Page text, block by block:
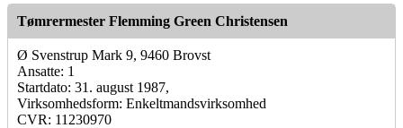
Tømrermester Flemming Green Christensen
Ø Svenstrup Mark 9, 9460 Brovst
Ansatte: 1
Startdato: 31. august 1987,
Virksomhedsform: Enkeltmandsvirksomhed
CVR: 11230970